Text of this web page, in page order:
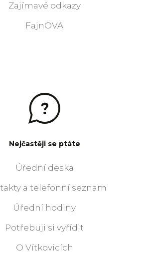
Zajímavé odkazy
FajnOVA
Nejčastěji se ptáte
Úřední deska
a telefonní seznam
Úřední hodiny
Potřebuji si vyřídit
O Vítkovicích